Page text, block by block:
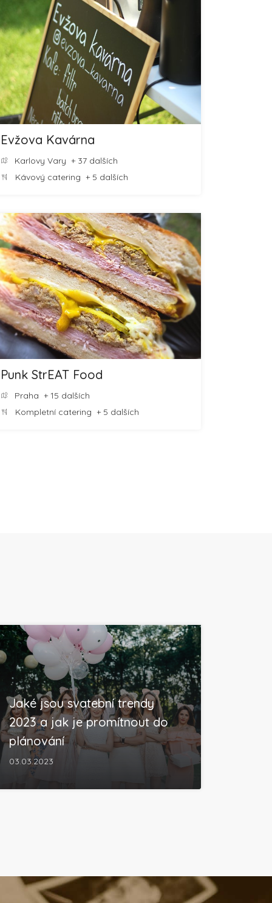
Evžova Kavárna
Karlovy Vary + 37 dalších
Kávový catering + 5 dalších
Punk StrEAT Food
Praha + 15 dalších
Kompletní catering + 5 dalších
Jaké jsou svatební trendy
2023 a jak je promítnout do
plánování
03.03.2023